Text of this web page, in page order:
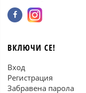
ВКЛЮЧИ СЕ!
Вход
Регистрация
Забравена парола